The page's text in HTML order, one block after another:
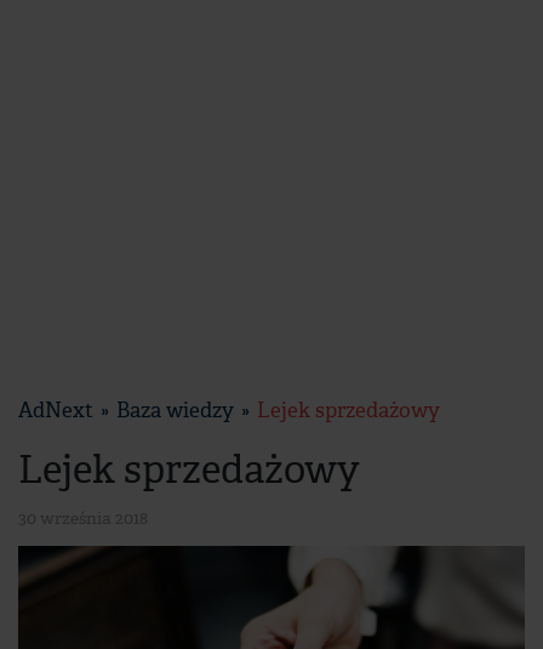
AdNext Baza wiedzy Lejek sprzedażowy
Lejek sprzedażowy